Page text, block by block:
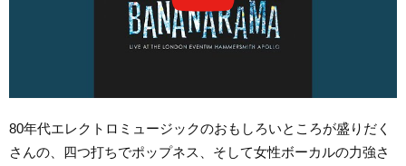
80年代エレクトロミュージックのおもしろいところが盛りだく
さんの、四つ打ちでポップネス、そして女性ボーカルの力強さ